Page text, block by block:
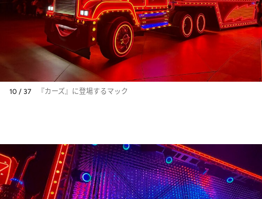
10 / 37 『カーズ』に登場するマック